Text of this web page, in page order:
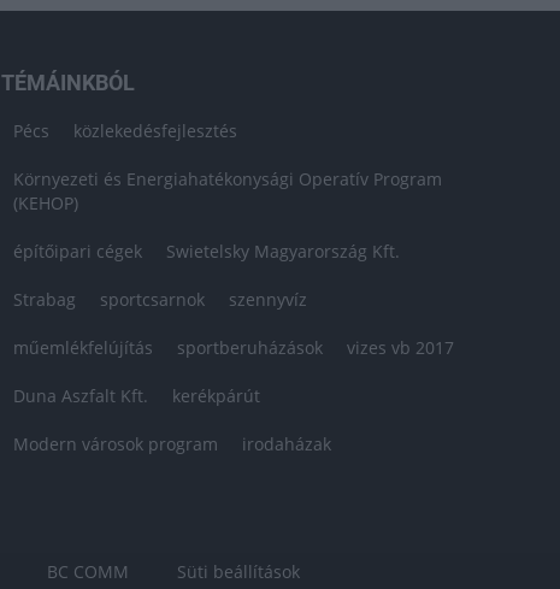
TÉMÁINKBÓL
Pécs közlekedésfejlesztés
Környezeti és Energiahatékonysági Operatív Program
(KEHOP)
építőipari cégek Swietelsky Magyarország Kft.
Strabag sportcsarnok szennyvíz
műemlékfelújítás sportberuházások vizes vb 2017
Duna Aszfalt Kft. kerékpárút
Modern városok program irodaházak
BC COMM Süti beállítások